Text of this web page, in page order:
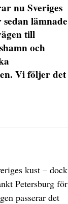
nu Sveriges
lämnade
till
och
Vi följer det
kust – dock
Petersburg för
passerar det